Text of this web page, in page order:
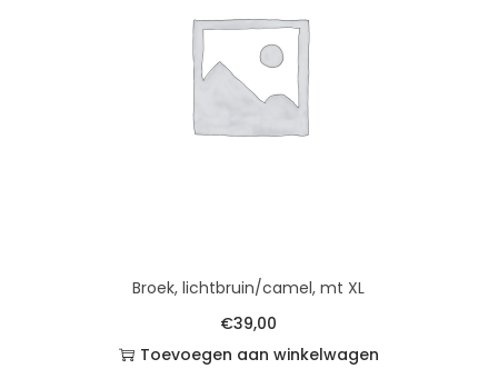
Broek, lichtbruin/camel, mt XL
€39,00
Toevoegen aan winkelwagen